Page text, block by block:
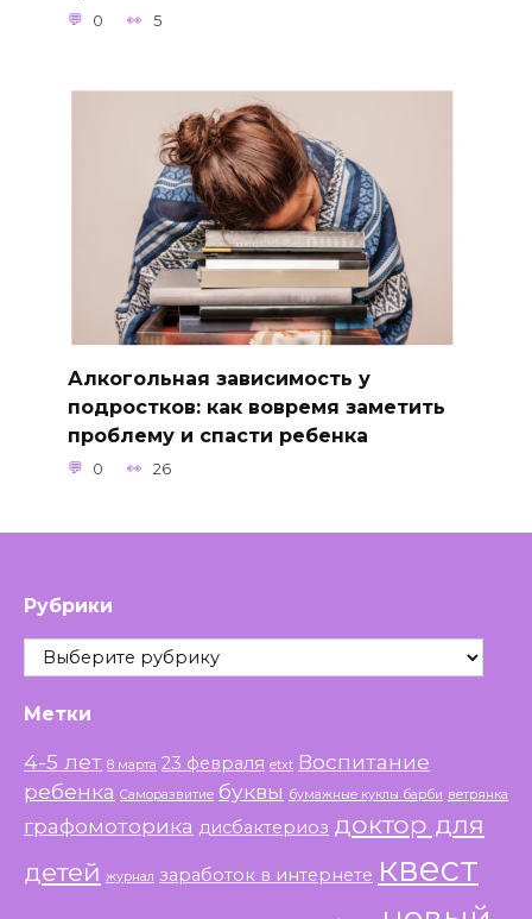
0 5
Алкогольная зависимость у
подростков: как вовремя заметить
проблему и спасти ребенка
0 26
Рубрики
Рубрики
Метки
4-5 лет 8 марта 23 февраля etxt Воспитание
ребенка Саморазвитие буквы бумажные куклы барби ветрянка
графомоторика дисбактериоз доктор для
детей журнал заработок в интернете квест